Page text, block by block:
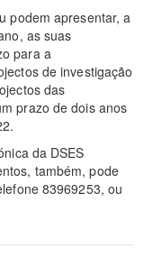
podem apresentar, a
as suas
para a
de investigação
das
prazo de dois anos
da DSES
também, pode
83969253, ou